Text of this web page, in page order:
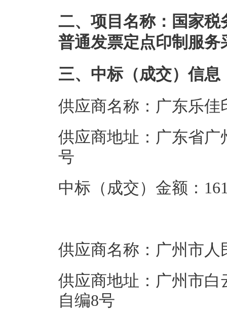
二、项目名称：国家税
普通发票定点印制服务
三、中标（成交）信息
供应商名称：广东乐佳
供应商地址：广东省广
号
中标（成交）金额：
供应商名称：广州市
供应商地址：广州市白
自编8号